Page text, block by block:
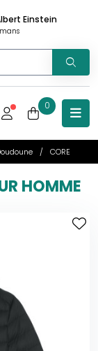
Einstein
0
CORE
HOMME